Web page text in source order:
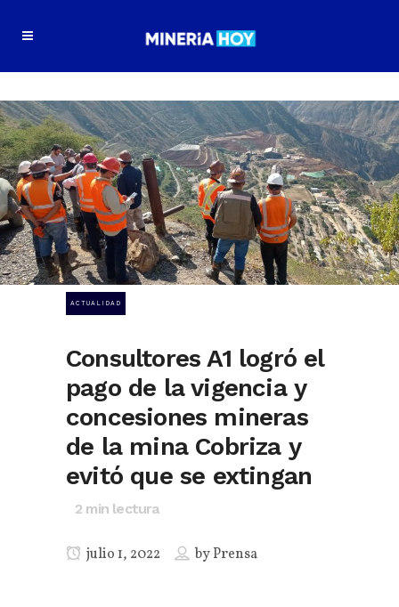
ACTUALIDAD
Consultores A1 logró el
pago de la vigencia y
concesiones mineras
de la mina Cobriza y
evitó que se extingan
2 min lectura
julio 1, 2022 byPrensa